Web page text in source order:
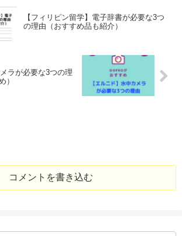
【フィリピン留学】電子辞書が必要な3つ
の理由（おすすめ品も紹介）
ラが必要な3つの理
）
コメントを書き込む